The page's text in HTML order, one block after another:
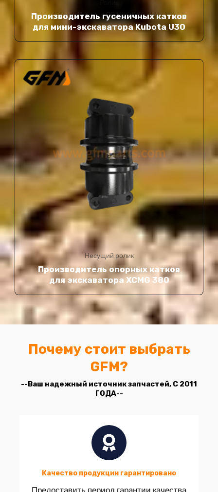
Производитель гусеничных катков
для мини-экскаватора Kubota U30
Несущий ролик
Производитель опорных катков
для экскаватора XCMG 380
Почему стоит выбрать
GFM?
--Ваш надежный источник запчастей, С 2011
ГОДА--
Качество продукции гарантировано
Предоставить период гарантии качества